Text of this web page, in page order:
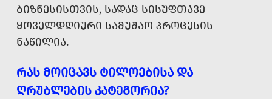
ᲑᲘᲖᲜᲔᲡᲘᲡᲗᲕᲘᲡ, ᲡᲐᲓᲐᲪ ᲡᲘᲡᲣᲤᲗᲐᲕᲔ
ᲧᲝᲕᲔᲚᲓᲦᲘᲣᲠᲘ ᲡᲐᲛᲣᲨᲐᲝ ᲞᲠᲝᲪᲔᲡᲘᲡ
ᲜᲐᲬᲘᲚᲘᲐ.
ᲠᲐᲡ ᲛᲝᲘᲪᲐᲕᲡ ᲢᲘᲚᲝᲔᲑᲘᲡᲐ ᲓᲐ
ᲦᲠᲣᲑᲚᲔᲑᲘᲡ ᲙᲐᲢᲔᲒᲝᲠᲘᲐ?